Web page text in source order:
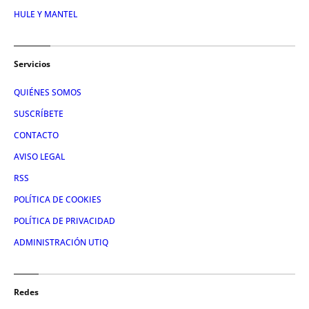
HULE Y MANTEL
Servicios
QUIÉNES SOMOS
SUSCRÍBETE
CONTACTO
AVISO LEGAL
RSS
POLÍTICA DE COOKIES
POLÍTICA DE PRIVACIDAD
ADMINISTRACIÓN UTIQ
Redes